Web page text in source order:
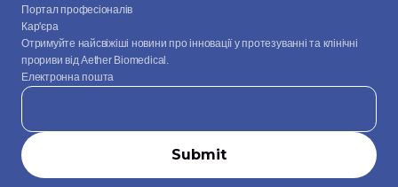
Портал професіоналів
Кар'єра
Отримуйте найсвіжіші новини про інновації у протезуванні та клінічні
прориви від Aether Biomedical.
Електронна пошта